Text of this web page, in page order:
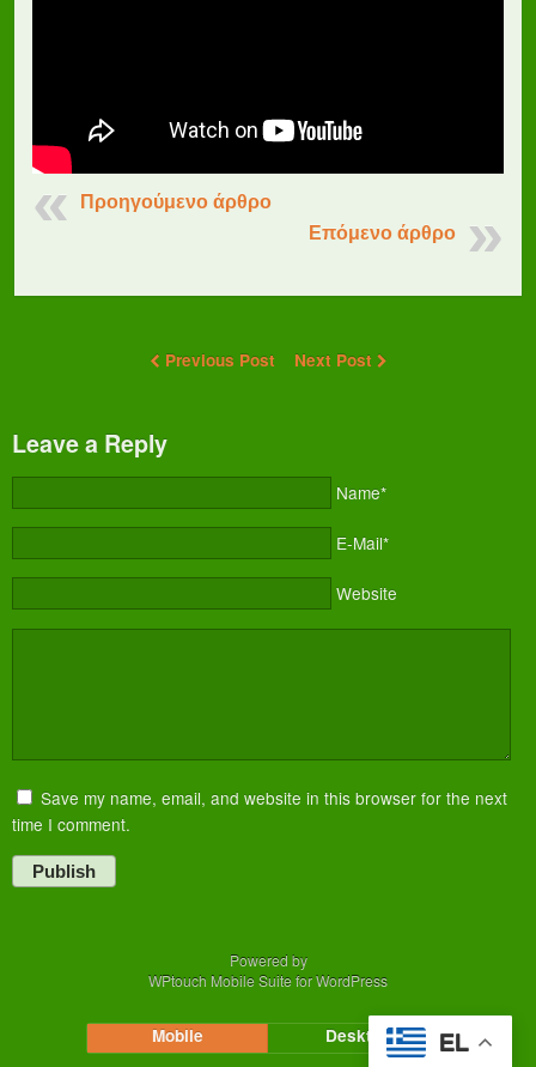
Προηγούμενο άρθρο
Επόμενο άρθρο
Previous Post Next Post
Leave a Reply
Name*
E-Mail*
Website
Save my name, email, and website in this browser for the next
time I comment.
Publish
EL
Powered by
WPtouch Mobile Suite for WordPress
Mobile Desktop